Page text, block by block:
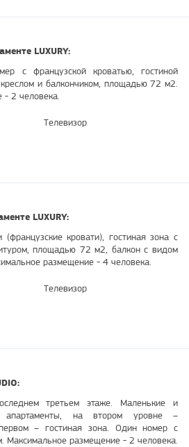
LUXURY:
с французской кроватью, гостиной
и балкончиком, площадью 72 м2.
- 2 человека.
Телевизор
LUXURY:
кровати), гостиная зона с
площадью 72 м2, балкон с видом
размещение - 4 человека.
Телевизор
третьем этаже. Маленькие и
апартаменты, на втором уровне –
– гостиная зона. Один номер с
Максимальное размещение - 2 человека.